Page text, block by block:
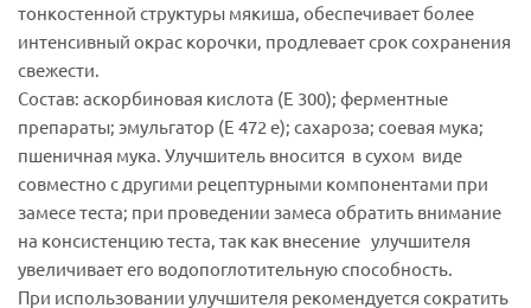
тонкостенной структуры мякиша, обеспечивает более
интенсивный окрас корочки, продлевает срок сохранения
свежести.
Состав: аскорбиновая кислота (Е 300); ферментные
препараты; эмульгатор (Е 472 е); сахароза; соевая мука;
пшеничная мука. Улучшитель вносится в сухом виде
совместно с другими рецептурными компонентами при
замесе теста; при проведении замеса обратить внимание
на консистенцию теста, так как внесение улучшителя
увеличивает его водопоглотительную способность.
При использовании улучшителя рекомендуется сократить